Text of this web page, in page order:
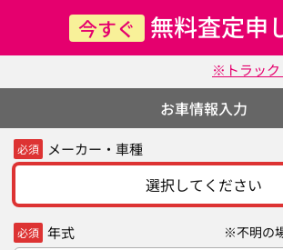
今すぐ 無料査定申
※トラック
お車情報入力
必須 メーカー・車種
選択してください
必須 年式 ※不明の